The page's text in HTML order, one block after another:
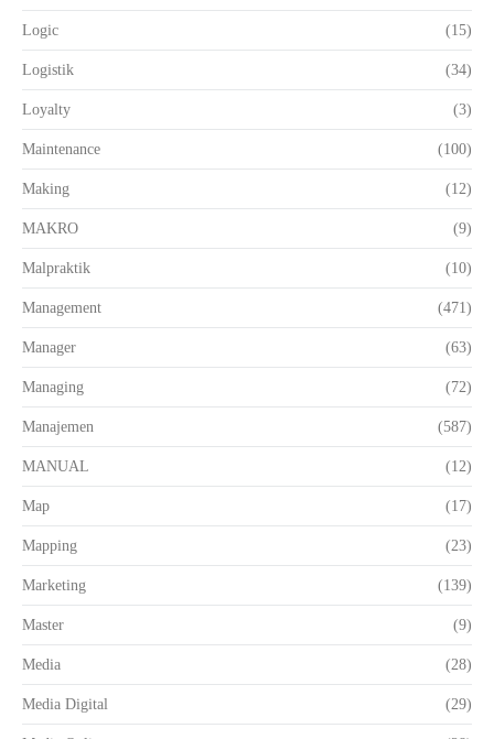
Logic (15)
Logistik (34)
Loyalty (3)
Maintenance (100)
Making (12)
MAKRO (9)
Malpraktik (10)
Management (471)
Manager (63)
Managing (72)
Manajemen (587)
MANUAL (12)
Map (17)
Mapping (23)
Marketing (139)
Master (9)
Media (28)
Media Digital (29)